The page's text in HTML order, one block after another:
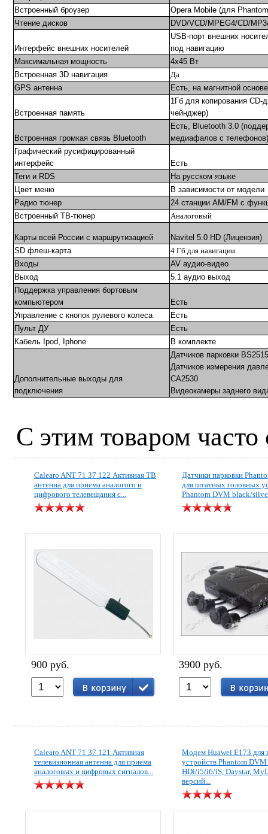
Встроенный броузер
Opera Mobile (для
Чтение дисков
DVD/VCD/MPEG4/CD/
Интерфейс внешних носителей
USB-порт внешних
под навигацию
Максимальная мощность
4х45 Вт
Встроенная 3D навигация
Да
GPS антенна
Есть, на магнитной основе
Встроенная память
1Гб для копирования CD-
чейнджер)
Встроенная громкая связь Bluetooth
Есть, Bluetooth 3.0
медиафалов с телефонов)
Графический русифицированный
интерфейс
Есть
Теги и RDS
На русском языке
Цвет меню
В зависимости от модели
Радио тюнер
24 станции AM/FM с
Встроенный ТВ-тюнер
Аналоговый
Карты всей России с маршрутизацией
Navitel 5.0 HD (Лицензия)
SD флеш-карта
4 Гб для навигации
Входы
AV аудио-видео
Выход
5.1 аудио выход
Поддержка управления бортовым
компьютером
Есть
Управление с кнопок рулевого колеса
Есть
Пульт ДУ
Есть
Кабель Ipod, Iphone
В комплекте
Дополнительные выходы для
подключения
Датчиков парковки BS2515
Датчиков измерения
CA2530
Видеокамеры заднего
С этим товаром часто
Calearo ANT 71 37 122 Активная ТВ
антенна для приема аналогого и
цифрового телевещания c...
900 руб.
Датчики парковки
для штатных головных
Phantom DVM black/
3900 руб.
Calearo ANT 71 37 121 Активная
телевизионная антенна для приема
аналоговых и цифровых сигналов...
Модем Huawei E173 для
устройств Phantom DVM
HDi/i5/i6/iS, Daystar,
версий...